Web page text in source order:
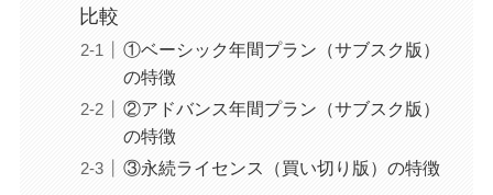
比較
①ベーシック年間プラン（サブスク版）
の特徴
②アドバンス年間プラン（サブスク版）
の特徴
③永続ライセンス（買い切り版）の特徴